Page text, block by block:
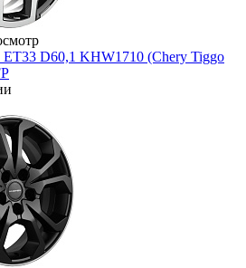
ET33 D60,1 KHW1710 (Chery Tiggo